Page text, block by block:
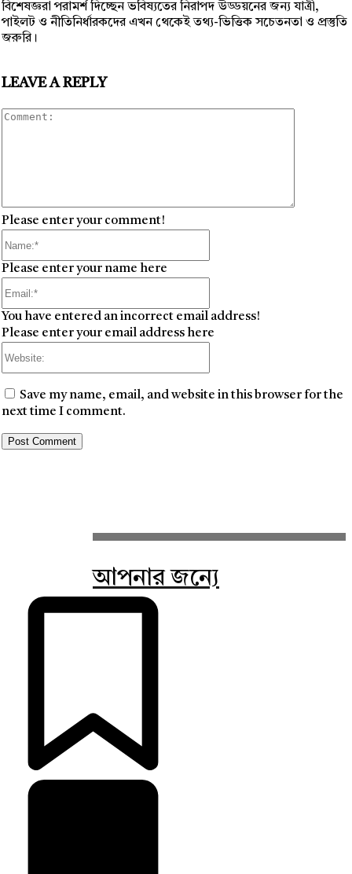
বিশেষজ্ঞরা পরামর্শ দিচ্ছেন ভবিষ্যতের নিরাপদ উড্ডয়নের জন্য যাত্রী,
পাইলট ও নীতিনির্ধারকদের এখন থেকেই তথ্য-ভিত্তিক সচেতনতা ও প্রস্তুতি
জরুরি।
LEAVE A REPLY
Please enter your comment!
Please enter your name here
You have entered an incorrect email address!
Please enter your email address here
Save my name, email, and website in this browser for the
next time I comment.
আপনার জন্যে